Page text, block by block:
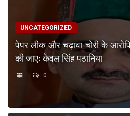
UNCATEGORIZED
पेपर लीक और चढ़ावा चोरी के
की जाएः केवल सिंह पठानिया
0